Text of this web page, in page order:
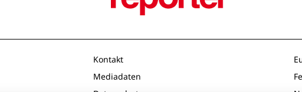
Kontakt
Mediadaten